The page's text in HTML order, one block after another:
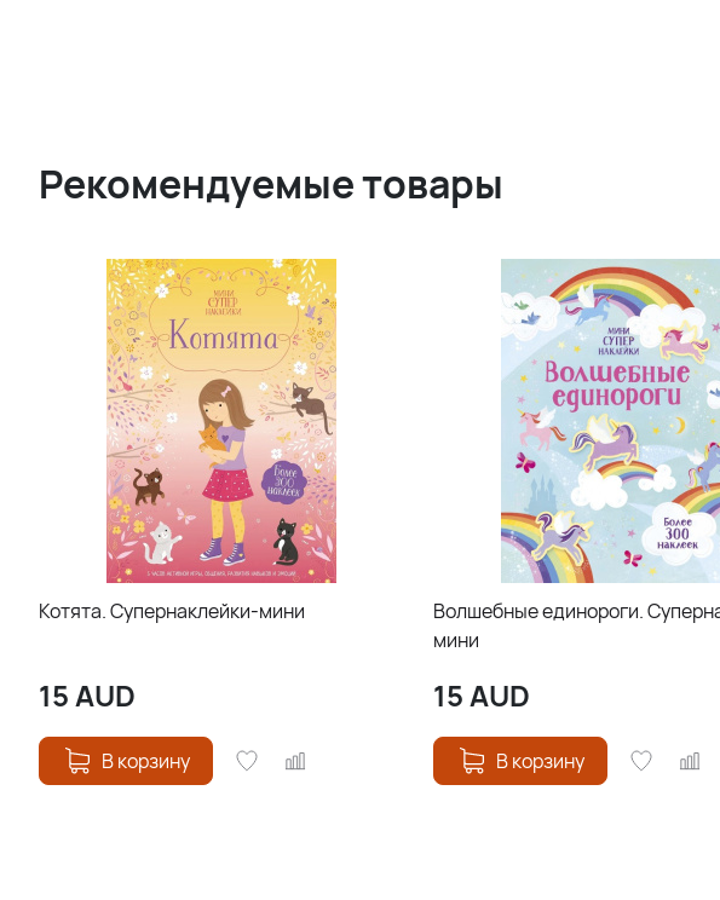
Рекомендуемые товары
Котята. Супернаклейки-мини
15AUD
В корзину
Волшебные единороги.
мини
15AUD
В корзину